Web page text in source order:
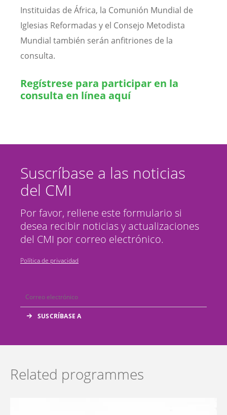
Instituidas de África, la Comunión Mundial de
Iglesias Reformadas y el Consejo Metodista
Mundial también serán anfitriones de la
consulta.
Regístrese para participar en la
consulta en línea aquí
Suscríbase a las noticias
del CMI
Por favor, rellene este formulario si
desea recibir noticias y actualizaciones
del CMI por correo electrónico.
Política de privacidad
Related programmes